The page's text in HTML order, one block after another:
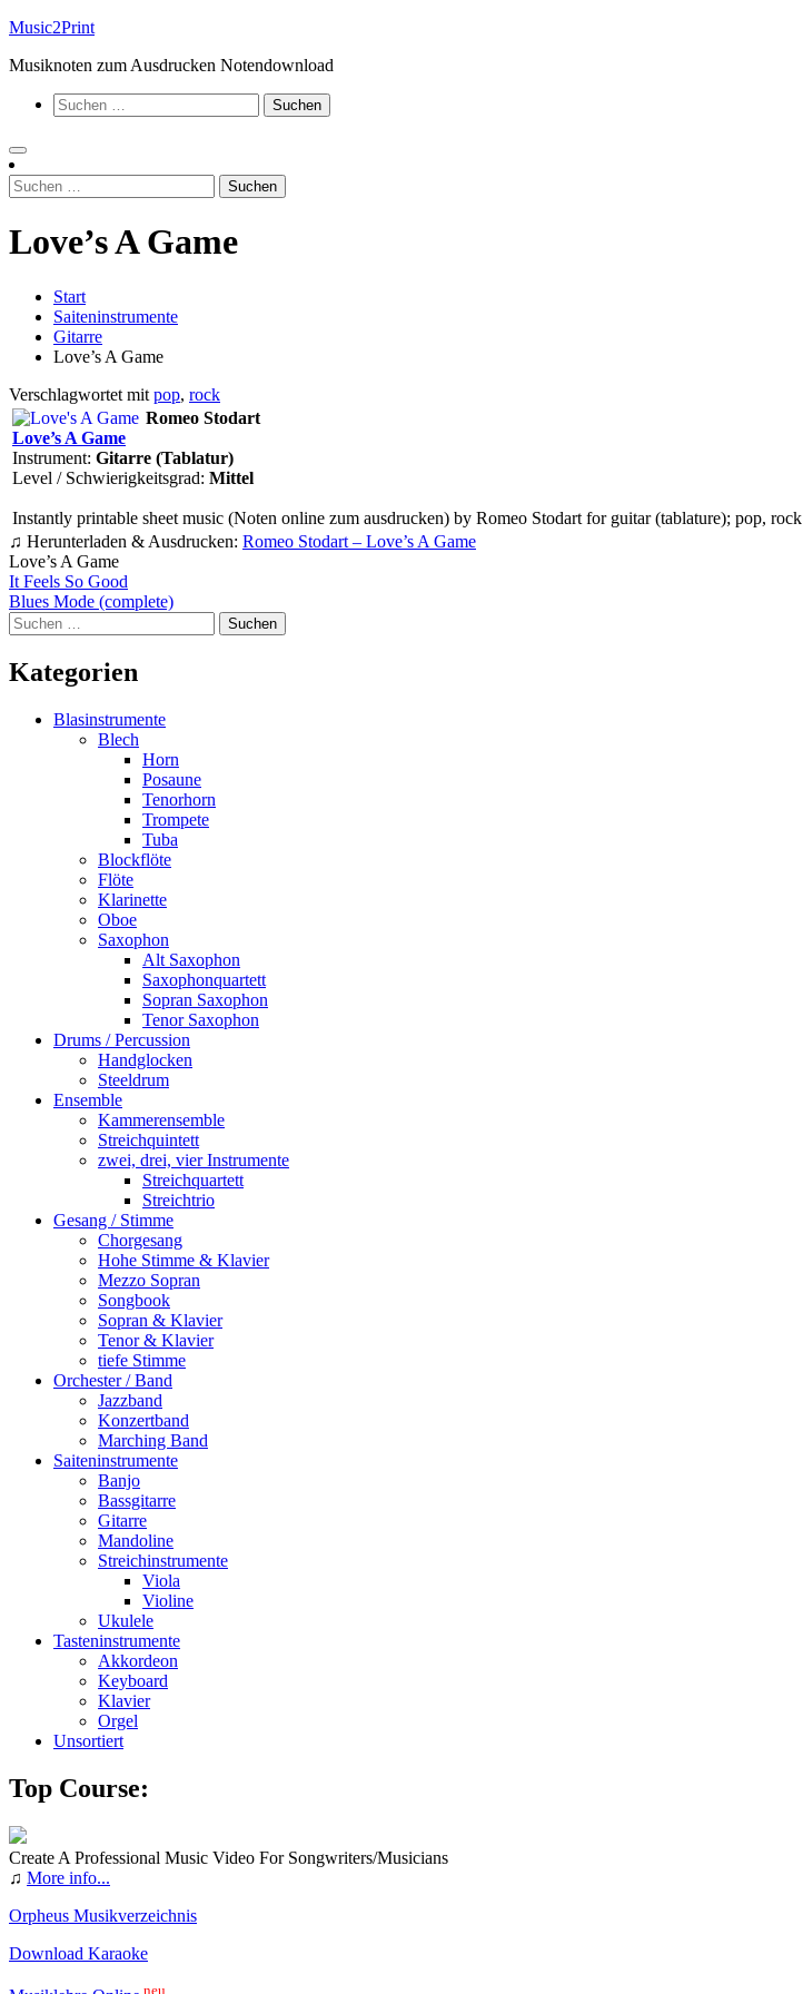
Zum
springen
Music2Print
Musiknoten zum Ausdrucken Notendownload
Suchen
nach:
Suchen
nach:
Love’s A Game
Start
Saiteninstrumente
Gitarre
Love’s A Game
Verschlagwortet mit pop, rock
Romeo Stodart
Love’s A Game
Instrument: Gitarre (Tablatur)
Level / Schwierigkeitsgrad: Mittel
Instantly printable sheet music (Noten online zum ausdrucken) by Romeo Stodart for guitar (tablature); pop, rock
♫ Herunterladen & Ausdrucken: Romeo Stodart – Love’s A Game
Love’s A Game
Beitragsnavigation
It Feels So Good
Blues Mode (complete)
Suchen
nach:
Kategorien
Blasinstrumente
Blech
Horn
Posaune
Tenorhorn
Trompete
Tuba
Blockflöte
Flöte
Klarinette
Oboe
Saxophon
Alt Saxophon
Saxophonquartett
Sopran Saxophon
Tenor Saxophon
Drums / Percussion
Handglocken
Steeldrum
Ensemble
Kammerensemble
Streichquintett
zwei, drei, vier Instrumente
Streichquartett
Streichtrio
Gesang / Stimme
Chorgesang
Hohe Stimme & Klavier
Mezzo Sopran
Songbook
Sopran & Klavier
Tenor & Klavier
tiefe Stimme
Orchester / Band
Jazzband
Konzertband
Marching Band
Saiteninstrumente
Banjo
Bassgitarre
Gitarre
Mandoline
Streichinstrumente
Viola
Violine
Ukulele
Tasteninstrumente
Akkordeon
Keyboard
Klavier
Orgel
Unsortiert
Top Course:
Create A Professional Music Video For Songwriters/Musicians
♫ More info...
Orpheus Musikverzeichnis
Download Karaoke
neu